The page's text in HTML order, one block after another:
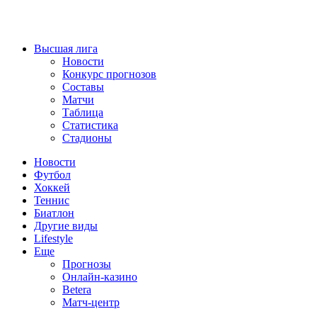
Высшая лига
Новости
Конкурс прогнозов
Составы
Матчи
Таблица
Статистика
Стадионы
Новости
Футбол
Хоккей
Теннис
Биатлон
Другие виды
Lifestyle
Еще
Прогнозы
Онлайн-казино
Betera
Матч-центр